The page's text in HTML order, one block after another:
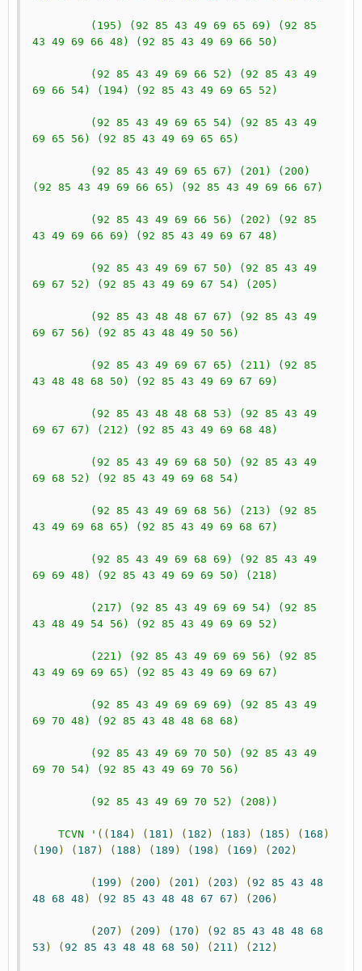
43 49 69 66 48) (92 85 43 49 69 66 50)
69 66 54) (194) (92 85 43 49 69 65 52)
69 65 56) (92 85 43 49 69 65 65)
(92 85 43 49 69 66 65) (92 85 43 49 69 66 67)
43 49 69 66 69) (92 85 43 49 69 67 48)
69 67 52) (92 85 43 49 69 67 54) (205)
69 67 56) (92 85 43 48 49 50 56)
43 48 48 68 50) (92 85 43 49 69 67 69)
69 67 67) (212) (92 85 43 49 69 68 48)
69 68 52) (92 85 43 49 69 68 54)
43 49 69 68 65) (92 85 43 49 69 68 67)
69 69 48) (92 85 43 49 69 69 50) (218)
43 48 49 54 56) (92 85 43 49 69 69 52)
43 49 69 69 65) (92 85 43 49 69 69 67)
69 70 48) (92 85 43 48 48 68 68)
69 70 54) (92 85 43 49 69 70 56)
         (92 85 43 49 69 70 52) (208))
    TCVN '
(( 184) ( 181 ) ( 182 ) ( 183 ) ( 185 ) ( 168 )
( 190 ) ( 187 ) ( 188 ) ( 189 ) ( 198 ) ( 169 ) ( 202 )
( 199 ) ( 200 ) ( 201 ) ( 203 ) ( 92 85 43 48
48 68 48 ) ( 92 85 43 48 48 67 67 ) ( 206 )
( 207 ) ( 209 ) ( 170 ) ( 92 85 43 48 48 68
53 ) ( 92 85 43 48 48 68 50 ) ( 211 ) ( 212 )